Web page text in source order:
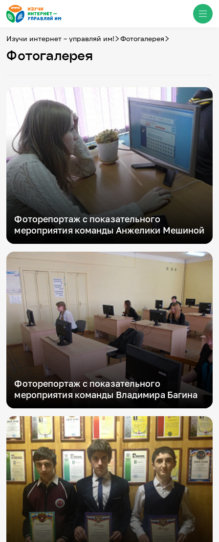
О проекте
Новости
Фотогалерея
Видео
Инфографики
Презентации
Кибершкола
Итоги событий
Личный кабинет
English
События
Итоги событий
Игры и тренажеры
Игра «Знания»
Знания в тестах
Викторина
Словарь
Настолка
Памятки
Комиксы
Стихи
Педагогам
Школа наставников
Методика
Секреты кода
Незрячим
English
Регистрация Вход
Задать вопрос
Изучи интернет – управляй им! Фотогалерея
Фотогалерея
Фоторепортаж с показательного
мероприятия команды Анжелики Мешиной
Фоторепортаж с показательного
мероприятия команды Владимира Багина